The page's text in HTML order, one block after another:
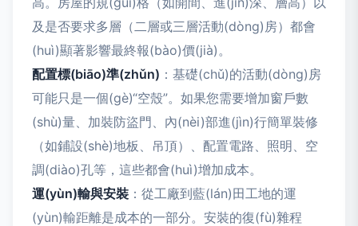
及是否要求多層（二層或三層活動(dòng)房）都會
(huì)顯著影響最終報(bào)價(jià)。
配置標(biāo)準(zhǔn) ：基礎(chǔ)的活動(dòng)房
可能只是一個(gè)“空殼”。如果您需要增加窗戶數
(shù)量、加裝防盜門、內(nèi)部進(jìn)行簡單裝修
（如鋪設(shè)地板、吊頂）、配置電路、照明、空
調(diào)孔等，這些都會(huì)增加成本。
運(yùn)輸與安裝 ：從工廠到藍(lán)田工地的運
(yùn)輸距離是成本的一部分。安裝的復(fù)雜程